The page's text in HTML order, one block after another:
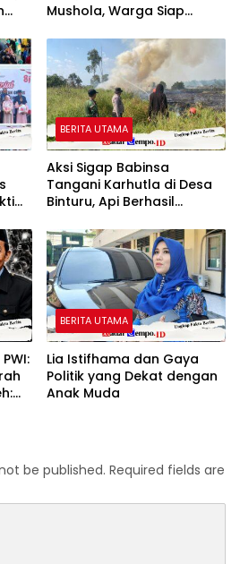
Mushola, Warga Siap
Lebih Nyaman
BERITA UTAMA
Aksi Sigap Babinsa
Tangani Karhutla di Desa
Binturu, Api Berhasil
BERITA UTAMA
Lia Istifhama dan Gaya
Politik yang Dekat dengan
Anak Muda
be published. Required fields are